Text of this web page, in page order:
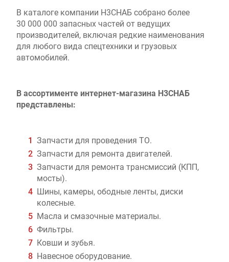
В каталоге компании Н3СНАБ собрано более
30 000 000 запасных частей от ведущих
производителей, включая редкие наименования
для любого вида спецтехники и грузовых
автомобилей.
В ассортименте интернет-магазина Н3СНАБ
представлены:
Запчасти для проведения ТО.
Запчасти для ремонта двигателей.
Запчасти для ремонта трансмиссий (КПП,
мосты).
Шины, камеры, ободные ленты, диски
колесные.
Масла и смазочные материалы.
Фильтры.
Ковши и зубья.
Навесное оборудование.